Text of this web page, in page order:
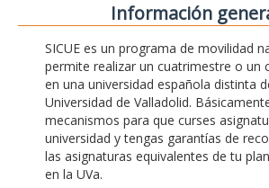
Información
SICUE es un programa de movilidad
permite realizar un cuatrimestre o un
en una universidad española distinta
Universidad de Valladolid.
mecanismos para que curses
universidad y tengas garantías de
las asignaturas equivalentes de tu
en la UVa.